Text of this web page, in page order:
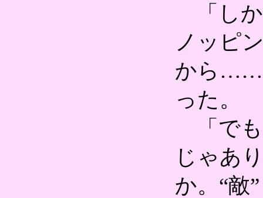
「しか
ノッピ
から……
った。
「でも
じゃあ
か。“敵